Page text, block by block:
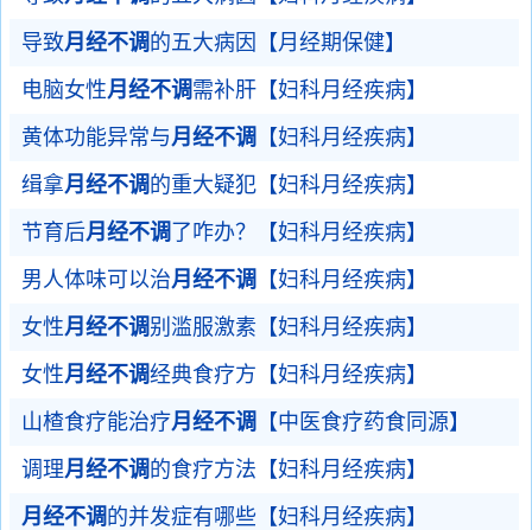
导致月经不调 的五大病因【月经期保健】
电脑女性月经不调需补肝【妇科月经疾病】
黄体功能异常与月经不调 【妇科月经疾病】
缉拿月经不调 的重大疑犯【妇科月经疾病】
节育后月经不调 了咋办？【妇科月经疾病】
男人体味可以治月经不调 【妇科月经疾病】
女性月经不调别滥服激素【妇科月经疾病】
女性月经不调经典食疗方【妇科月经疾病】
山楂食疗能治疗月经不调 【中医食疗药食同源】
调理月经不调 的食疗方法【妇科月经疾病】
月经不调 的并发症有哪些【妇科月经疾病】